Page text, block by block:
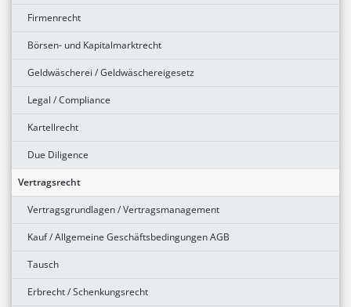
Firmenrecht
Börsen- und Kapitalmarktrecht
Geldwäscherei / Geldwäschereigesetz
Legal / Compliance
Kartellrecht
Due Diligence
Vertragsrecht
Vertragsgrundlagen / Vertragsmanagement
Kauf / Allgemeine Geschäftsbedingungen AGB
Tausch
Erbrecht / Schenkungsrecht